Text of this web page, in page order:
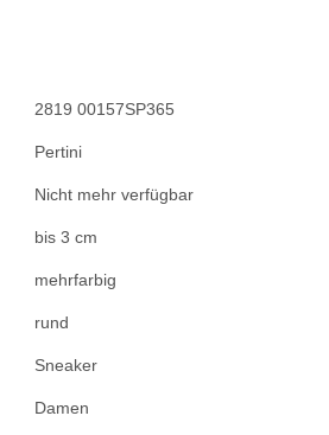
2819 00157SP365
Pertini
Nicht mehr verfügbar
bis 3 cm
mehrfarbig
rund
Sneaker
Damen